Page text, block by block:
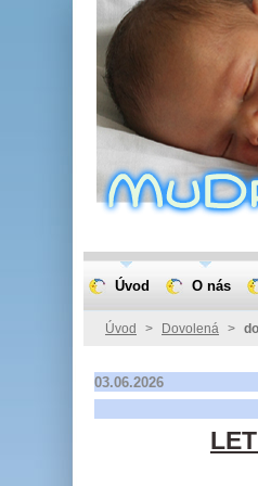
Úvod > Dovolená >
03.06.2026
Úvod O nás